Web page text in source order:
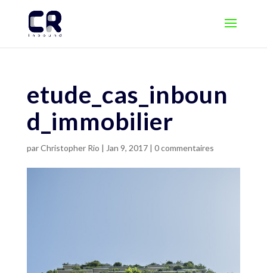
etude_cas_inboun
d_immobilier
parChristopher Rio | Jan 9, 2017| 0 commentaires